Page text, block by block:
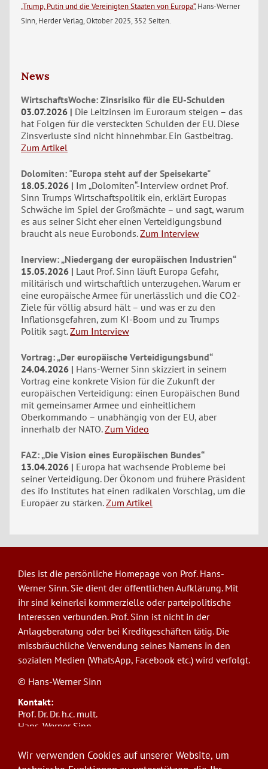
„Trump, Putin und die Vereinigten Staaten von Europa“, Hans-Werner
Sinn, Herder Verlag, Oktober 2025, 352 Seiten.
News
WirtschaftsWoche: Zinsrisiko für die EU-Schulden
03.07.2026
Die Leitzinsen im Euroraum steigen – das
hat Folgen für die versteckten Schulden der EU. Diese
Zinsverluste sind nicht hinnehmbar. Ein Gastbeitrag.
Zum Artikel
Dolomiten: "Europa steht auf der Speisekarte"
18.05.2026
Im „Dolomiten“-Interview ordnet Prof.
Sinn Trumps Wirtschaftspolitik ein, erklärt Europas
Schwäche im Spiel der Großmächte – und sagt, warum
es aus seiner Sicht eher einen Verteidigungsbund
braucht als neue Eurobonds. Zum Interview
Inerview: „Niedergang der europäischen Industrien“
15.05.2026
Laut Prof. Sinn läuft Europa Gefahr,
militärisch und wirtschaftlich unterzugehen. Warum er
eine europäische Armee für unerlässlich und die CO2-
Ziele für völlig absurd hält – und was er zu den
Inflationsgefahren, zum KI-Boom und zu Trumps
Politik sagt. Zum Interview
Vortrag: „Der europäische Verteidigungsbund“
24.04.2026
Hans-Werner Sinn skizziert in seinem
Vortrag eine konkrete Vision für die Zukunft der
europäischen Verteidigung: einen Europäischen Bund
mit gemeinsamer Armee und einheitlichem
Oberkommando – unabhängig von der EU, aber
innerhalb der NATO. Zum Video
FAZ: „Die Vision eines Europäischen Bundes“
13.04.2026
Europa hat wachsende Probleme bei
seiner Verteidigung. Der Ökonom und frühere Präsident
des ifo Institutes hat einen radikalen Vorschlag, um die
Europäer zu stärken. Zum Artikel
Dies ist die persönliche Homepage von Prof. Hans-
Werner Sinn. Sie dient der öffentlichen Aufklärung. Mit
ihr sind keinerlei kommerzielle oder parteipolitische
Interessen verbunden. Prof. Sinn ist nicht in der
Anlageberatung oder bei Kreditgeschäften tätig. Die
missbräuchliche Verwendung seines Namens in den
sozialen Medien (WhatsApp, Facebook etc.) wird verfolgt.
© Hans-Werner Sinn
Kontakt:
Prof. Dr. Dr. h.c. mult.
Hans-Werner Sinn,
ifo Institut
Poschingerstr. 5, 81679 München
Wir verwenden Cookies auf unserer Website, um